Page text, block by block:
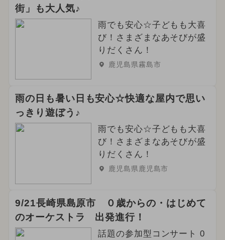
街」も大人気♪
雨でも安心☆子どもも大喜
び！さまざまなあそびが盛
りだくさん！
鹿児島県霧島市
雨の日も暑い日も安心☆快適な屋内で思い
っきり遊ぼう♪
雨でも安心☆子どもも大喜
び！さまざまなあそびが盛
りだくさん！
鹿児島県鹿児島市
9/21長崎県島原市 ０歳からの・はじめて
のオーケストラ 出発進行！
話題の参加型コンサート 0